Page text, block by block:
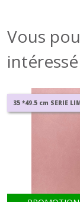
Vous
35 *49.5 cm SERIE